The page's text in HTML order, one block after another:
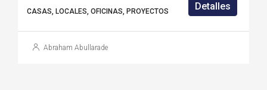
CASAS, LOCALES, OFICINAS, PROYECTOS
Detalles
Abraham Abullarade